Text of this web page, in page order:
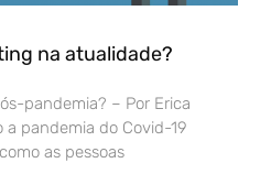
na atualidade?
pandemia? – Por Erica
a pandemia do Covid-19
as pessoas